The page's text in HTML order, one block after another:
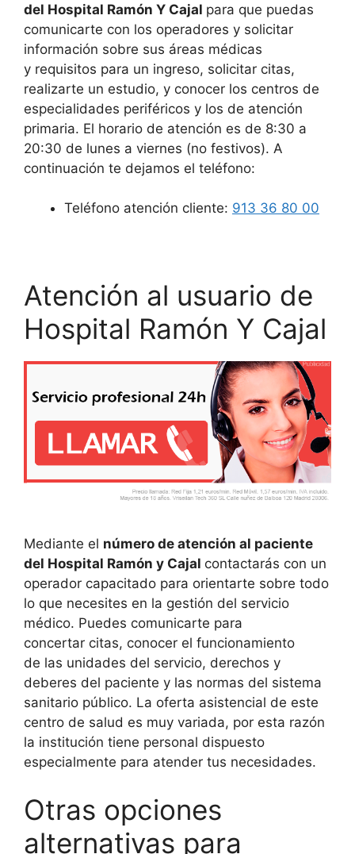
del Hospital Ramón Y Cajal para que puedas
comunicarte con los operadores y solicitar
información sobre sus áreas médicas
y requisitos para un ingreso, solicitar citas,
realizarte un estudio, y conocer los centros de
especialidades periféricos y los de atención
primaria. El horario de atención es de 8:30 a
20:30 de lunes a viernes (no festivos). A
continuación te dejamos el teléfono:
Teléfono atención cliente: 913 36 80 00
Atención al usuario de
Hospital Ramón Y Cajal
Mediante el número de atención al paciente
del Hospital Ramón y Cajal contactarás con un
operador capacitado para orientarte sobre todo
lo que necesites en la gestión del servicio
médico. Puedes comunicarte para
concertar citas, conocer el funcionamiento
de las unidades del servicio, derechos y
deberes del paciente y las normas del sistema
sanitario público. La oferta asistencial de este
centro de salud es muy variada, por esta razón
la institución tiene personal dispuesto
especialmente para atender tus necesidades.
Otras opciones
alternativas para